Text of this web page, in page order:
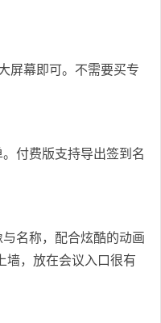
屏幕即可。不需要买专
付费版支持导出签到名
名称，配合炫酷的动画
墙，放在会议入口很有